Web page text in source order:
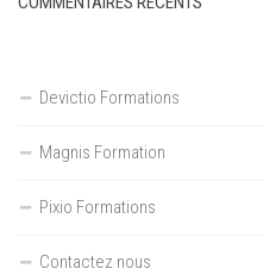
Devictio Formations
Magnis Formation
Pixio Formations
Contactez nous